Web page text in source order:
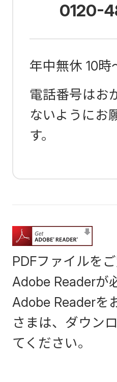
0120-
年中無休 10時
電話番号はお
ないようにお
す。
PDFファイルを
Adobe Readerが
Adobe Readerを
さまは、ダウン
てください。